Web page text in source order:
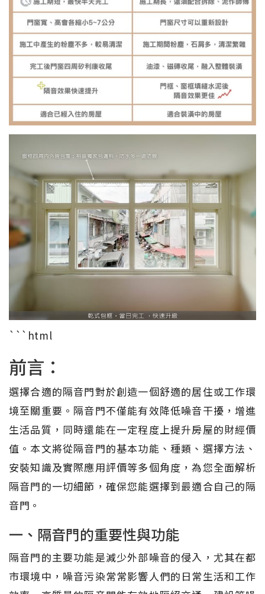
```html
前言：
選擇合適的隔音門對於創造一個舒適的居住或工作環
境至關重要。隔音門不僅能有效降低噪音干擾，增進
生活品質，同時還能在一定程度上提升房屋的財經價
值。本文將從隔音門的基本功能、種類、選擇方法、
安裝知識及實際應用評價等多個角度，為您全面解析
隔音門的一切細節，確保您能選擇到最適合自己的隔
音門。
一、隔音門的重要性與功能
隔音門的主要功能是減少外部噪音的侵入，尤其在都
市環境中，噪音污染常常影響人們的日常生活和工作